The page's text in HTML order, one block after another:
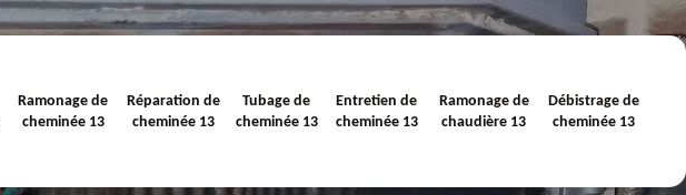
Ramonage de
cheminée 13
Réparation de
cheminée 13
Tubage de
cheminée 13
Entretien de
cheminée 13
Ramonage de
chaudière 13
Débistrage de
cheminée 13